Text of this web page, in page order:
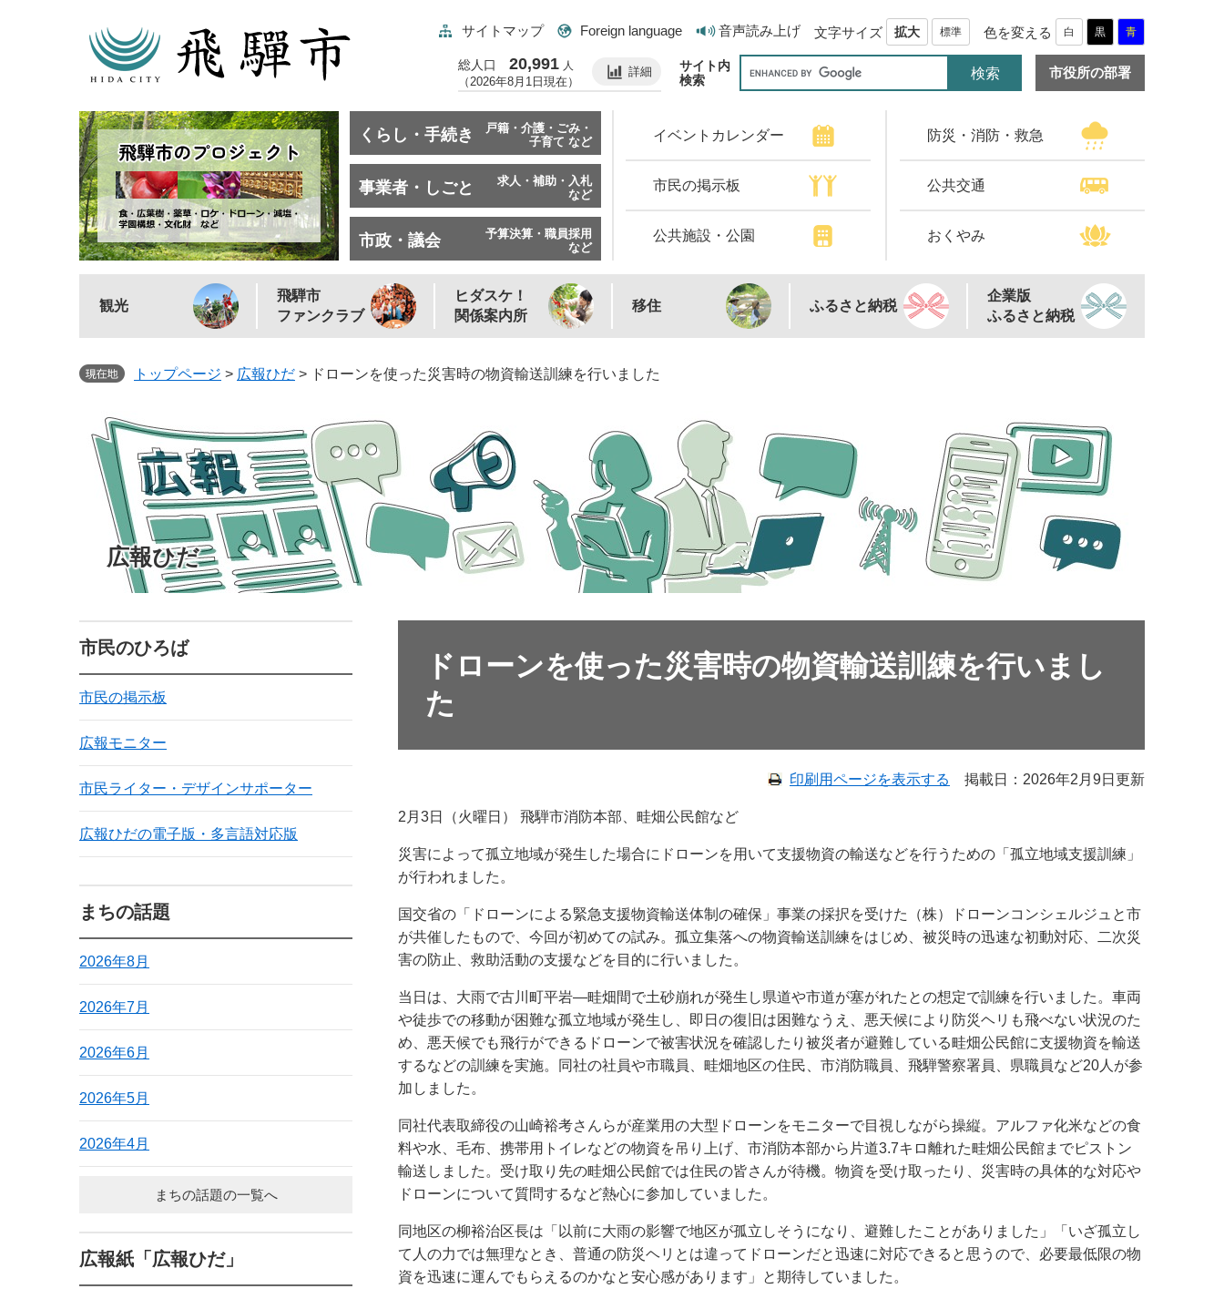
サイトマップ Foreign language 音声読み上げ 文字サイズ 拡大 標準 色を変える 白 黒 青
総人口 20,991 人
（2026年8月1日現在）
詳細
サイト内
検索
市役所の部署
くらし・手続き
戸籍・介護・ごみ・
子育て など
事業者・しごと
求人・補助・入札
など
市政・議会
予算決算・職員採用
など
イベントカレンダー 防災・消防・救急
市民の掲示板 公共交通
公共施設・公園 おくやみ
観光
飛騨市
ファンクラブ
ヒダスケ！
関係案内所
移住 ふるさと納税
企業版
ふるさと納税
トップページ > 広報ひだ > ドローンを使った災害時の物資輸送訓練を行いました
広報ひだ
市民のひろば
市民の掲示板
広報モニター
市民ライター・デザインサポーター
広報ひだの電子版・多言語対応版
まちの話題
2026年8月
2026年7月
2026年6月
2026年5月
2026年4月
まちの話題の一覧へ
広報紙「広報ひだ」
ドローンを使った災害時の物資輸送訓練を行いまし
た
印刷用ページを表示する 掲載日：2026年2月9日更新
2月3日（火曜日） 飛騨市消防本部、畦畑公民館など
災害によって孤立地域が発生した場合にドローンを用いて支援物資の輸送などを行うための「孤立地域支援訓練」
が行われました。
国交省の「ドローンによる緊急支援物資輸送体制の確保」事業の採択を受けた（株）ドローンコンシェルジュと市
が共催したもので、今回が初めての試み。孤立集落への物資輸送訓練をはじめ、被災時の迅速な初動対応、二次災
害の防止、救助活動の支援などを目的に行いました。
当日は、大雨で古川町平岩―畦畑間で土砂崩れが発生し県道や市道が塞がれたとの想定で訓練を行いました。車両
や徒歩での移動が困難な孤立地域が発生し、即日の復旧は困難なうえ、悪天候により防災ヘリも飛べない状況のた
め、悪天候でも飛行ができるドローンで被害状況を確認したり被災者が避難している畦畑公民館に支援物資を輸送
するなどの訓練を実施。同社の社員や市職員、畦畑地区の住民、市消防職員、飛騨警察署員、県職員など20人が参
加しました。
同社代表取締役の山崎裕考さんらが産業用の大型ドローンをモニターで目視しながら操縦。アルファ化米などの食
料や水、毛布、携帯用トイレなどの物資を吊り上げ、市消防本部から片道3.7キロ離れた畦畑公民館までピストン
輸送しました。受け取り先の畦畑公民館では住民の皆さんが待機。物資を受け取ったり、災害時の具体的な対応や
ドローンについて質問するなど熱心に参加していました。
同地区の柳裕治区長は「以前に大雨の影響で地区が孤立しそうになり、避難したことがありました」「いざ孤立し
て人の力では無理なとき、普通の防災ヘリとは違ってドローンだと迅速に対応できると思うので、必要最低限の物
資を迅速に運んでもらえるのかなと安心感があります」と期待していました。